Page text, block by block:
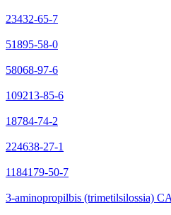
23432-65-7
51895-58-0
58068-97-6
109213-85-6
18784-74-2
224638-27-1
1184179-50-7
3-aminopropilbis (trimetilsilossia)